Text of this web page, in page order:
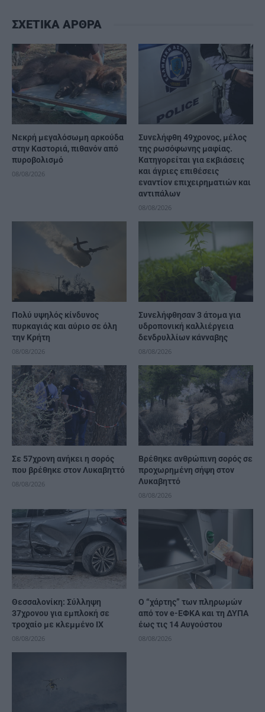
ΣΧΕΤΙΚΑ ΑΡΘΡΑ
Νεκρή μεγαλόσωμη αρκούδα
στην Καστοριά, πιθανόν από
πυροβολισμό
08/08/2026
Συνελήφθη 49χρονος, μέλος
της ρωσόφωνης μαφίας.
Κατηγορείται για εκβιάσεις
και άγριες επιθέσεις
εναντίον επιχειρηματιών και
αντιπάλων
08/08/2026
Πολύ υψηλός κίνδυνος
πυρκαγιάς και αύριο σε όλη
την Κρήτη
08/08/2026
Συνελήφθησαν 3 άτομα για
υδροπονική καλλιέργεια
δενδρυλλίων κάνναβης
08/08/2026
Σε 57χρονη ανήκει η σορός
που βρέθηκε στον Λυκαβηττό
08/08/2026
Βρέθηκε ανθρώπινη σορός σε
προχωρημένη σήψη στον
Λυκαβηττό
08/08/2026
Θεσσαλονίκη: Σύλληψη
37χρονου για εμπλοκή σε
τροχαίο με κλεμμένο ΙΧ
08/08/2026
Ο “χάρτης” των πληρωμών
από τον e-ΕΦΚΑ και τη ΔΥΠΑ
έως τις 14 Αυγούστου
08/08/2026